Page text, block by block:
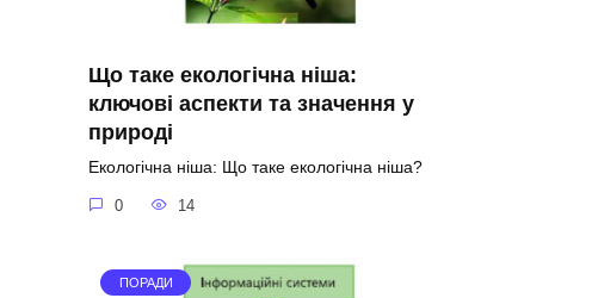
Що таке екологічна ніша:
ключові аспекти та значення у
природі
Екологічна ніша: Що таке екологічна ніша?
0 14
ПОРАДИ